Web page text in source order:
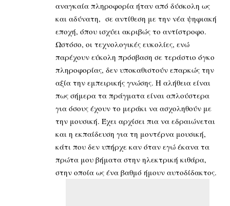
αναγκαία πληροφορία ήταν από δύσκολη ως
και αδύνατη, σε αντίθεση με την νέα ψηφιακή
εποχή, όπου ισχύει ακριβώς το αντίστροφο.
Ωστόσο, οι τεχνολογικές ευκολίες, ενώ
παρέχουν εύκολη πρόσβαση σε τεράστιο όγκο
πληροφορίας, δεν υποκαθιστούν επαρκώς την
αξία την εμπειρικής γνώσης. Η αλήθεια είναι
πως σήμερα τα πράγματα είναι απλούστερα
για όσους έχουν το μεράκι να ασχοληθούν με
την μουσική. Έχει αρχίσει πια να εδραιώνεται
και η εκπαίδευση για τη μοντέρνα μουσική,
κάτι που δεν υπήρχε καν όταν εγώ έκανα τα
πρώτα μου βήματα στην ηλεκτρική κιθάρα,
στην οποία ως ένα βαθμό ήμουν αυτοδίδακτος.